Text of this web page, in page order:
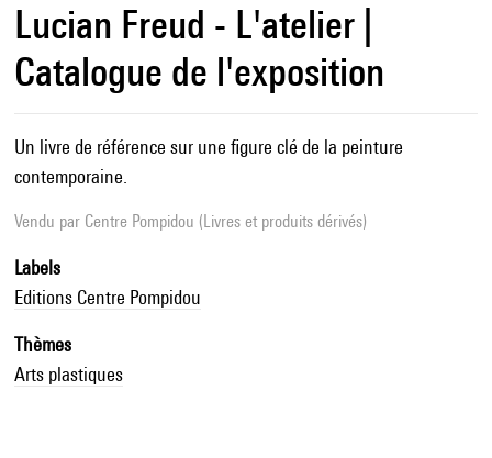
Lucian Freud - L'atelier |
Catalogue de l'exposition
Un livre de référence sur une figure clé de la peinture
contemporaine.
Vendu par Centre Pompidou (Livres et produits dérivés)
Labels
Editions Centre Pompidou
Thèmes
Arts plastiques